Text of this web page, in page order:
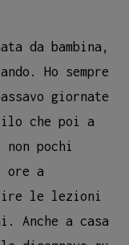
da bambina,
Ho sempre
giornate
che poi a
pochi
ore a
le lezioni
Anche a casa